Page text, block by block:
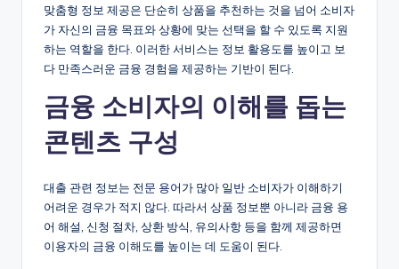
맞춤형 정보 제공은 단순히 상품을 추천하는 것을 넘어 소비자
가 자신의 금융 목표와 상황에 맞는 선택을 할 수 있도록 지원
하는 역할을 한다. 이러한 서비스는 정보 활용도를 높이고 보
다 만족스러운 금융 경험을 제공하는 기반이 된다.
금융 소비자의 이해를 돕는
콘텐츠 구성
대출 관련 정보는 전문 용어가 많아 일반 소비자가 이해하기
어려운 경우가 적지 않다. 따라서 상품 정보뿐 아니라 금융 용
어 해설, 신청 절차, 상환 방식, 유의사항 등을 함께 제공하면
이용자의 금융 이해도를 높이는 데 도움이 된다.